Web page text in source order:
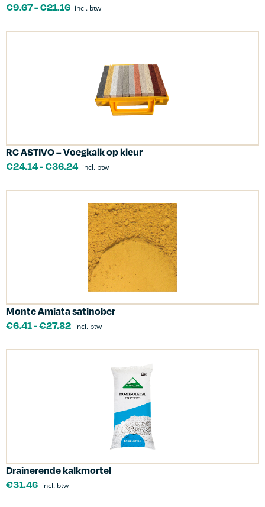
€9.67-€21.16 incl. btw
RC ASTIVO – Voegkalk op kleur
€24.14-€36.24 incl. btw
Monte Amiata satinober
€6.41-€27.82 incl. btw
Drainerende kalkmortel
€31.46 incl. btw